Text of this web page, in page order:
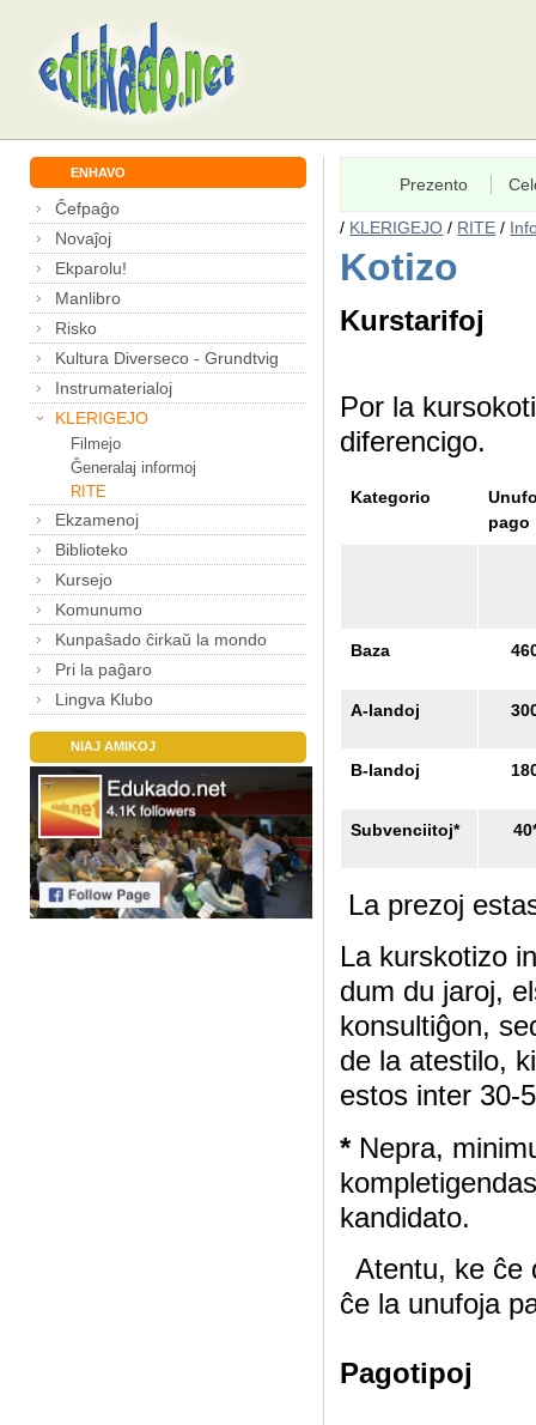
ENHAVO
Ĉefpaĝo
Novaĵoj
Ekparolu!
Manlibro
Risko
Kultura Diverseco - Grundtvig
Instrumaterialoj
KLERIGEJO
Filmejo
Ĝeneralaj informoj
RITE
Ekzamenoj
Biblioteko
Kursejo
Komunumo
Kunpaŝado ĉirkaŭ la mondo
Pri la paĝaro
Lingva Klubo
NIAJ AMIKOJ
Prezento
/ KLERIGEJO / RITE /
Kotizo
Kurstarifoj
Por la
diferencigo.
Kategorio
pago
Baza
A-landoj
B-landoj
Subvenciitoj*
La prezoj
La kurskotizo
dum du jaroj,
konsultiĝon,
de la atestilo,
estos inter 30-
* Nepra,
kandidato.
Atentu, ke ĉe
ĉe la unufoja
Pagotipoj